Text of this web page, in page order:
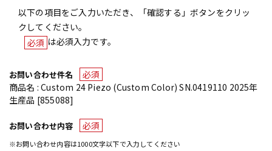
以下の項目をご入力いただき、「確認する」ボタンをクリッ
クしてください。
必須 は必須入力です。
お問い合わせ件名
必須
商品名 : Custom 24 Piezo (Custom Color) SN.0419110 2025年
生産品 [855088]
お問い合わせ内容 必須
※お問い合わせ内容は1000文字以下で入力してください